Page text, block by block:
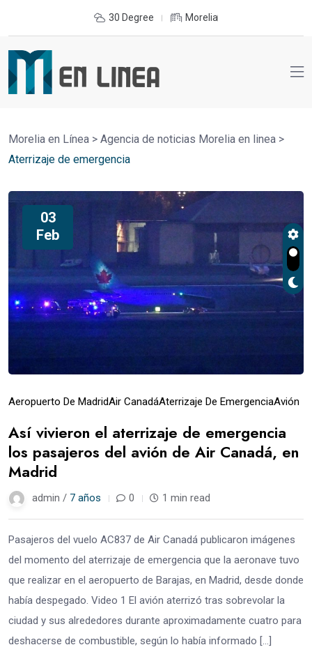
30 Degree Morelia
Morelia en Línea > Agencia de noticias Morelia en linea >
Aterrizaje de emergencia
03
Feb
Aeropuerto De MadridAir CanadáAterrizaje De EmergenciaAvión
Así vivieron el aterrizaje de emergencia
los pasajeros del avión de Air Canadá, en
Madrid
admin / 7 años 0 1 min read
Pasajeros del vuelo AC837 de Air Canadá publicaron imágenes
del momento del aterrizaje de emergencia que la aeronave tuvo
que realizar en el aeropuerto de Barajas, en Madrid, desde donde
había despegado. Video 1 El avión aterrizó tras sobrevolar la
ciudad y sus alrededores durante aproximadamente cuatro para
deshacerse de combustible, según lo había informado […]